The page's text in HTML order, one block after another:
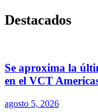
Destacados
Se aproxima la
en el VCT
agosto 5, 2026